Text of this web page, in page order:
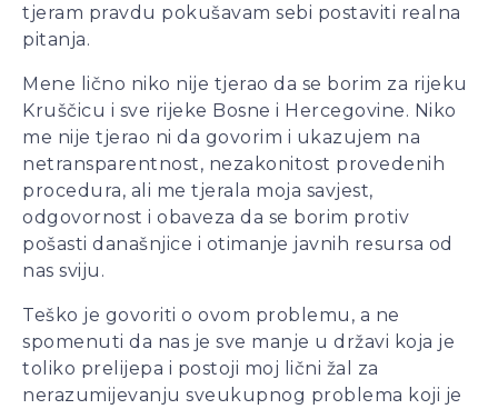
tjeram pravdu pokušavam sebi postaviti realna
pitanja.
Mene lično niko nije tjerao da se borim za rijeku
Kruščicu i sve rijeke Bosne i Hercegovine. Niko
me nije tjerao ni da govorim i ukazujem na
netransparentnost, nezakonitost provedenih
procedura, ali me tjerala moja savjest,
odgovornost i obaveza da se borim protiv
pošasti današnjice i otimanje javnih resursa od
nas sviju.
Teško je govoriti o ovom problemu, a ne
spomenuti da nas je sve manje u državi koja je
toliko prelijepa i postoji moj lični žal za
nerazumijevanju sveukupnog problema koji je